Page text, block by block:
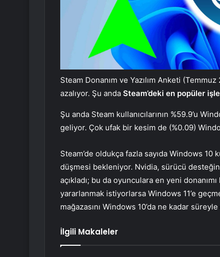
Steam Donanım ve Yazılım Anketi
azalıyor. Şu anda Steam’deki en popüler
Şu anda Steam kullanıcılarının %59.9’u
geliyor. Çok ufak bir kesim de (%0.09)
Steam’de oldukça fazla sayıda Windows 10
düşmesi bekleniyor. Nvidia, sürücü desteğini
açıkladı; bu da oyunculara en yeni
yararlanmak istiyorlarsa Windows 11’e
mağazasını Windows 10’da ne kadar
İlgili Makaleler